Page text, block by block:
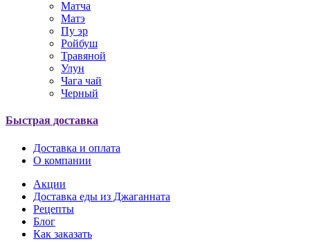
Матча
Матэ
Пу эр
Ройбуш
Травяной
Улун
Чага чай
Черный
Быстрая доставка
Доставка и оплата
О компании
Акции
Доставка еды из Джаганната
Рецепты
Блог
Как заказать